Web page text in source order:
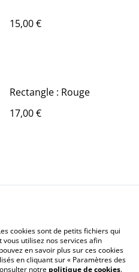
15,00 €
Rectangle : Rouge
17,00 €
Legal Terms
Cookie Policy
cookies sont de petits fichiers qui
utilisez nos services afin
en savoir plus sur ces cookies
en cliquant sur « Paramètres des
notre politique de cookies.